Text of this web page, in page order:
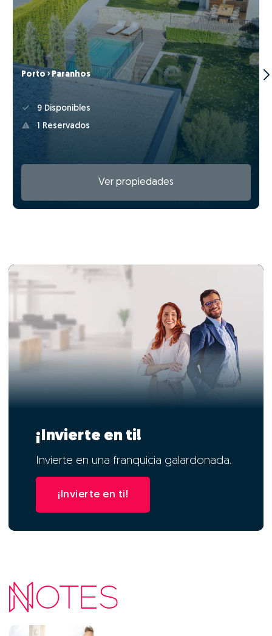
Porto › Paranhos
9 Disponibles
1 Reservados
Ver propiedades
¡Invierte en ti!
Invierte en una franquicia galardonada.
¡Invierte en ti!